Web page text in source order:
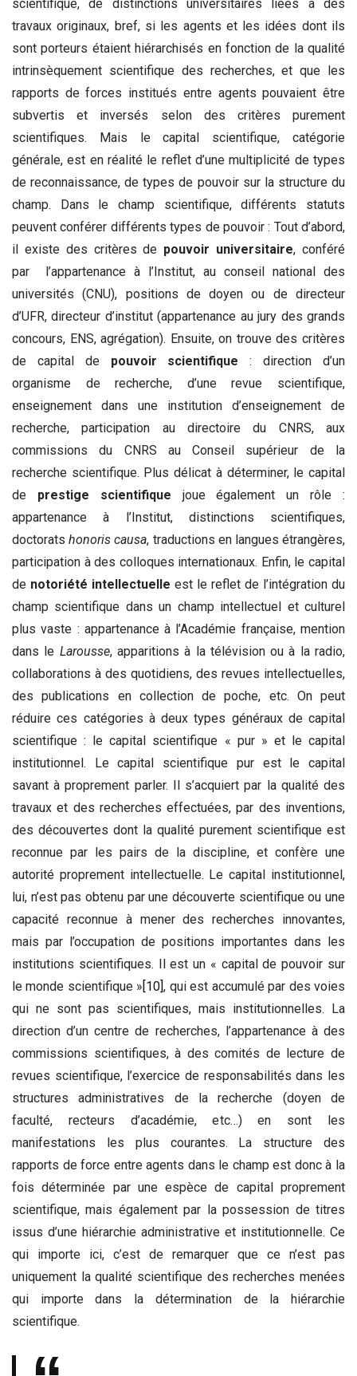
scientifique, de distinctions universitaires liées à des
travaux originaux, bref, si les agents et les idées dont ils
sont porteurs étaient hiérarchisés en fonction de la qualité
intrinsèquement scientifique des recherches, et que les
rapports de forces institués entre agents pouvaient être
subvertis et inversés selon des critères purement
scientifiques. Mais le capital scientifique, catégorie
générale, est en réalité le reflet d’une multiplicité de types
de reconnaissance, de types de pouvoir sur la structure du
champ. Dans le champ scientifique, différents statuts
peuvent conférer différents types de pouvoir : Tout d’abord,
il existe des critères de pouvoir universitaire, conféré
par l’appartenance à l’Institut, au conseil national des
universités (CNU), positions de doyen ou de directeur
d’UFR, directeur d’institut (appartenance au jury des grands
concours, ENS, agrégation). Ensuite, on trouve des critères
de capital de pouvoir scientifique : direction d’un
organisme de recherche, d’une revue scientifique,
enseignement dans une institution d’enseignement de
recherche, participation au directoire du CNRS, aux
commissions du CNRS au Conseil supérieur de la
recherche scientifique. Plus délicat à déterminer, le capital
de prestige scientifique joue également un rôle :
appartenance à l’Institut, distinctions scientifiques,
doctoratshonoris causa, traductions en langues étrangères,
participation à des colloques internationaux. Enfin, le capital
de notoriété intellectuelle est le reflet de l’intégration du
champ scientifique dans un champ intellectuel et culturel
plus vaste : appartenance à l’Académie française, mention
dans le Larousse, apparitions à la télévision ou à la radio,
collaborations à des quotidiens, des revues intellectuelles,
des publications en collection de poche, etc. On peut
réduire ces catégories à deux types généraux de capital
scientifique : le capital scientifique « pur » et le capital
institutionnel. Le capital scientifique pur est le capital
savant à proprement parler. Il s’acquiert par la qualité des
travaux et des recherches effectuées, par des inventions,
des découvertes dont la qualité purement scientifique est
reconnue par les pairs de la discipline, et confère une
autorité proprement intellectuelle. Le capital institutionnel,
lui, n’est pas obtenu par une découverte scientifique ou une
capacité reconnue à mener des recherches innovantes,
mais par l’occupation de positions importantes dans les
institutions scientifiques. Il est un « capital de pouvoir sur
le monde scientifique » [10], qui est accumulé par des voies
qui ne sont pas scientifiques, mais institutionnelles. La
direction d’un centre de recherches, l’appartenance à des
commissions scientifiques, à des comités de lecture de
revues scientifique, l’exercice de responsabilités dans les
structures administratives de la recherche (doyen de
faculté, recteurs d’académie, etc…) en sont les
manifestations les plus courantes. La structure des
rapports de force entre agents dans le champ est donc à la
fois déterminée par une espèce de capital proprement
scientifique, mais également par la possession de titres
issus d’une hiérarchie administrative et institutionnelle. Ce
qui importe ici, c’est de remarquer que ce n’est pas
uniquement la qualité scientifique des recherches menées
qui importe dans la détermination de la hiérarchie
scientifique.